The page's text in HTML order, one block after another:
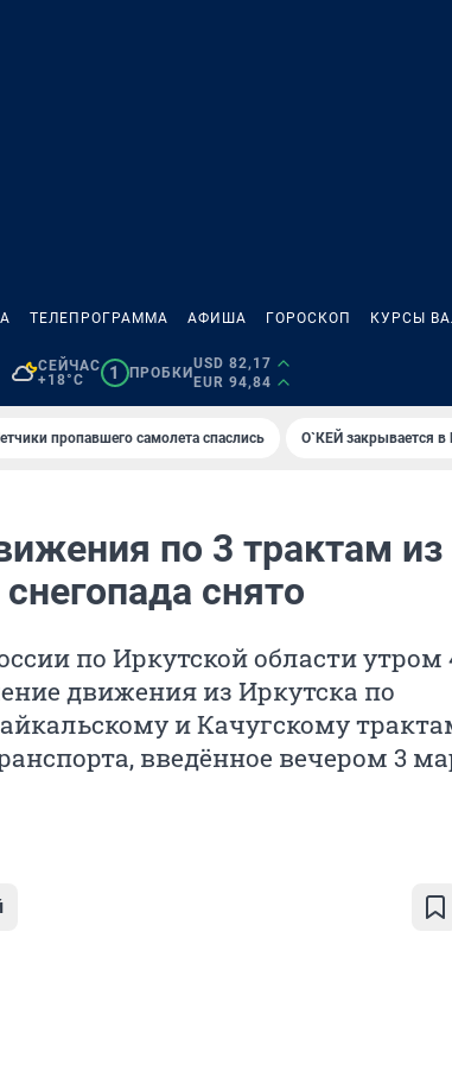
ТЕЛЕПРОГРАММА АФИША ГОРОСКОП КУРСЫ
СЕЙЧАС
+18°C
1 ПРОБКИ
USD 82,17
EUR 94,84
пропавшего самолета спаслись О`КЕЙ закрывается в
по 3 трактам из
снято
по Иркутской области утром
движения из Иркутска по
и Качугскому
введённое вечером 3